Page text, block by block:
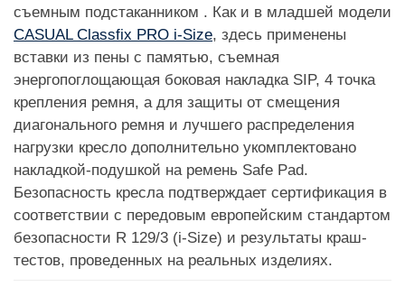
съемным подстаканником . Как и в младшей модели
CASUAL Classfix PRO i-Size, здесь применены
вставки из пены с памятью, съемная
энергопоглощающая боковая накладка SIP, 4 точка
крепления ремня, а для защиты от смещения
диагонального ремня и лучшего распределения
нагрузки кресло дополнительно укомплектовано
накладкой-подушкой на ремень Safe Pad.
Безопасность кресла подтверждает сертификация в
соответствии с передовым европейским стандартом
безопасности R 129/3 (i-Size) и результаты краш-
тестов, проведенных на реальных изделиях.